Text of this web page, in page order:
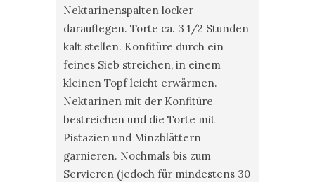
Nektarinenspalten locker
darauflegen. Torte ca. 3 1/2 Stunden
kalt stellen. Konfitüre durch ein
feines Sieb streichen, in einem
kleinen Topf leicht erwärmen.
Nektarinen mit der Konfitüre
bestreichen und die Torte mit
Pistazien und Minzblättern
garnieren. Nochmals bis zum
Servieren (jedoch für mindestens 30